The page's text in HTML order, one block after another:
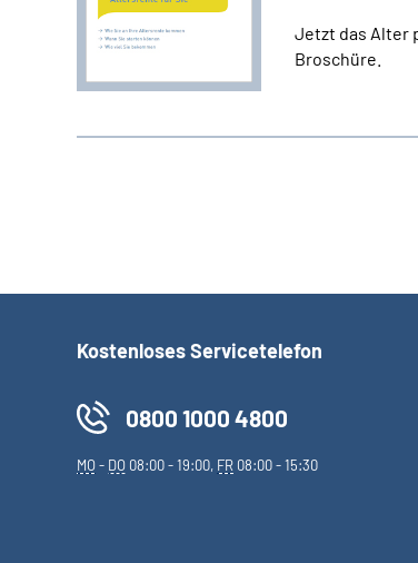
Jetzt das Alter
Broschüre.
Kostenloses Servicetelefon
0800 1000 4800
MO- DO 08:00 - 19:00, FR 08:00 - 15:30